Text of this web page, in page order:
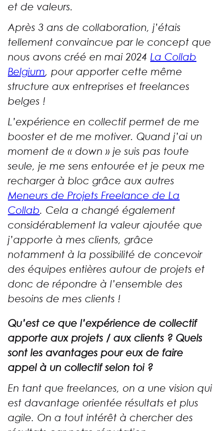
et de valeurs.
Après 3 ans de collaboration, j’étais
tellement convaincue par le concept que
nous avons créé en mai 2024 La Collab
Belgium, pour apporter cette même
structure aux entreprises et freelances
belges !
L’expérience en collectif permet de me
booster et de me motiver. Quand j’ai un
moment de « down » je suis pas toute
seule, je me sens entourée et je peux me
recharger à bloc grâce aux autres
Meneurs de Projets Freelance de La
Collab. Cela a changé également
considérablement la valeur ajoutée que
j’apporte à mes clients, grâce
notamment à la possibilité de concevoir
des équipes entières autour de projets et
donc de répondre à l’ensemble des
besoins de mes clients !
Qu’est ce que l’expérience de collectif
apporte aux projets / aux clients ? Quels
sont les avantages pour eux de faire
appel à un collectif selon toi ?
En tant que freelances, on a une vision qui
est davantage orientée résultats et plus
agile. On a tout intérêt à chercher des